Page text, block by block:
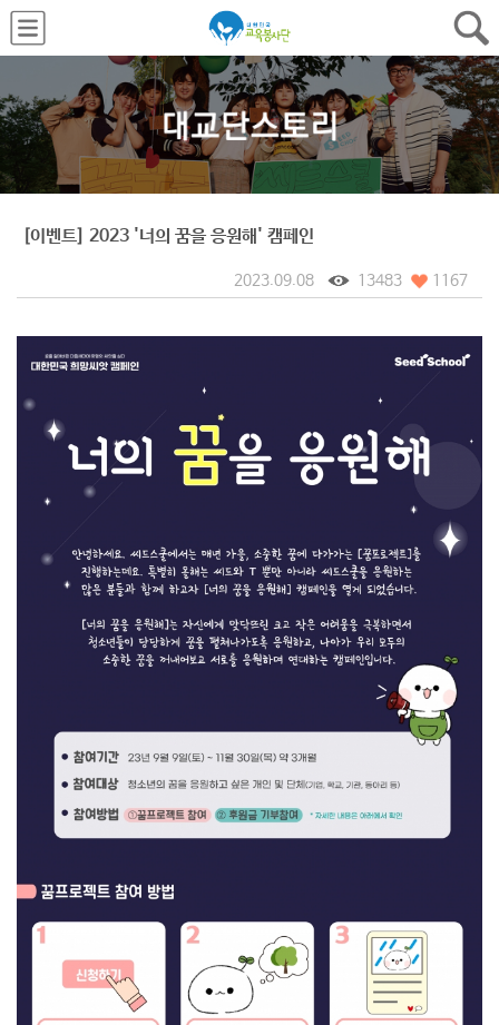
[이벤트] 2023 '너의 꿈을 응원해' 캠페인
2023.09.08 13483 1167